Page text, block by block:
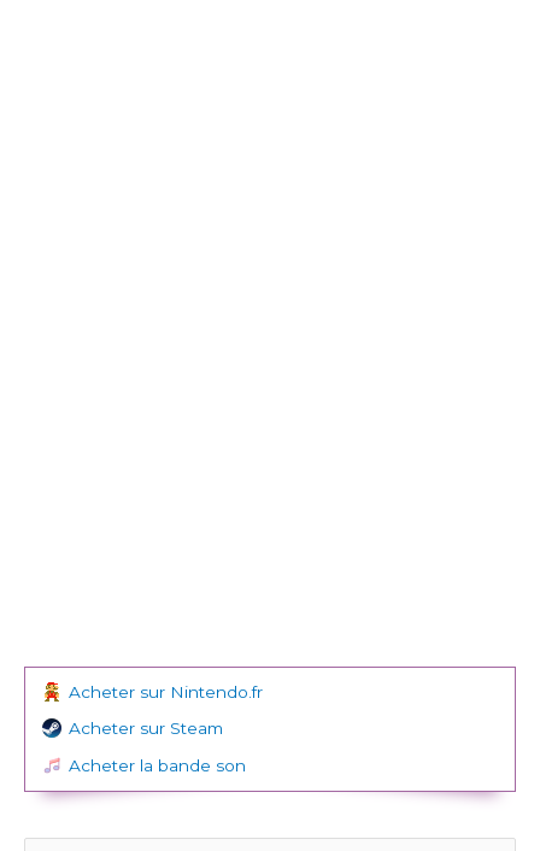
Acheter sur Nintendo.fr
Acheter sur Steam
Acheter la bande son